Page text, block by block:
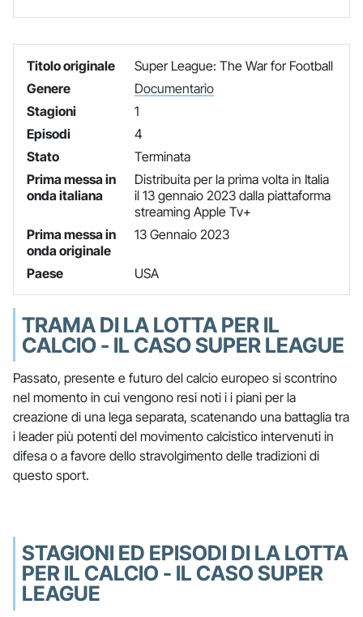
Titolo originale
Super League: The War for Football
Genere
Documentario
Stagioni
1
Episodi
4
Stato
Terminata
Prima messa in
onda italiana
Distribuita per la prima volta in Italia
il 13 gennaio 2023 dalla piattaforma
streaming Apple Tv+
Prima messa in
onda originale
13 Gennaio 2023
Paese USA
TRAMA DI LA LOTTA PER IL
CALCIO - IL CASO SUPER LEAGUE
Passato, presente e futuro del calcio europeo si scontrino
nel momento in cui vengono resi noti i i piani per la
creazione di una lega separata, scatenando una battaglia tra
i leader più potenti del movimento calcistico intervenuti in
difesa o a favore dello stravolgimento delle tradizioni di
questo sport.
STAGIONI ED EPISODI DI LA LOTTA
PER IL CALCIO - IL CASO SUPER
LEAGUE